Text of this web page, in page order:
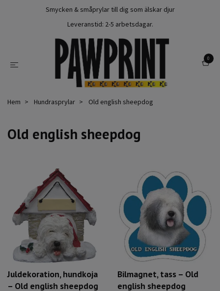
Smycken & småprylar till dig som älskar djur
Leveranstid: 2-5 arbetsdagar.
0
Hem Hundrasprylar Old english sheepdog
Old english sheepdog
Juldekoration, hundkoja
– Old english sheepdog
Bilmagnet, tass – Old
english sheepdog